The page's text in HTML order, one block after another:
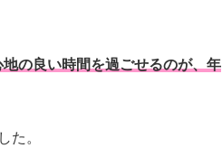
の良い時間を過ごせるのが、年
た。